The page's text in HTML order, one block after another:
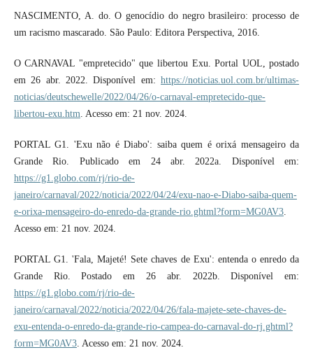
NASCIMENTO, A. do. O genocídio do negro brasileiro: processo de
um racismo mascarado. São Paulo: Editora Perspectiva, 2016.
O CARNAVAL "empretecido" que libertou Exu. Portal UOL, postado
em 26 abr. 2022. Disponível em:https://noticias.uol.com.br/ultimas-
noticias/deutschewelle/2022/04/26/o-carnaval-empretecido-que-
libertou-exu.htm . Acesso em: 21 nov. 2024.
PORTAL G1. 'Exu não é Diabo': saiba quem é orixá mensageiro da
Grande Rio. Publicado em 24 abr. 2022a. Disponível em:
https://g1.globo.com/rj/rio-de-
janeiro/carnaval/2022/noticia/2022/04/24/exu-nao-e-Diabo-saiba-quem-
e-orixa-mensageiro-do-enredo-da-grande-rio.ghtml?form=MG0AV3.
Acesso em: 21 nov. 2024.
PORTAL G1. 'Fala, Majeté! Sete chaves de Exu': entenda o enredo da
Grande Rio. Postado em 26 abr. 2022b. Disponível em:
https://g1.globo.com/rj/rio-de-
janeiro/carnaval/2022/noticia/2022/04/26/fala-majete-sete-chaves-de-
exu-entenda-o-enredo-da-grande-rio-campea-do-carnaval-do-rj.ghtml?
form=MG0AV3. Acesso em: 21 nov. 2024.